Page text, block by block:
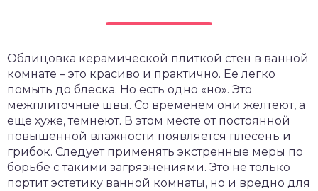
Облицовка керамической плиткой стен в ванной
комнате – это красиво и практично. Ее легко
помыть до блеска. Но есть одно «но». Это
межплиточные швы. Со временем они желтеют, а
еще хуже, темнеют. В этом месте от постоянной
повышенной влажности появляется плесень и
грибок. Следует применять экстренные меры по
борьбе с такими загрязнениями. Это не только
портит эстетику ванной комнаты, но и вредно для